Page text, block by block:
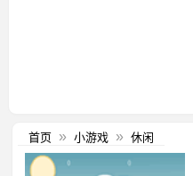
首页 » 小游戏 » 休闲